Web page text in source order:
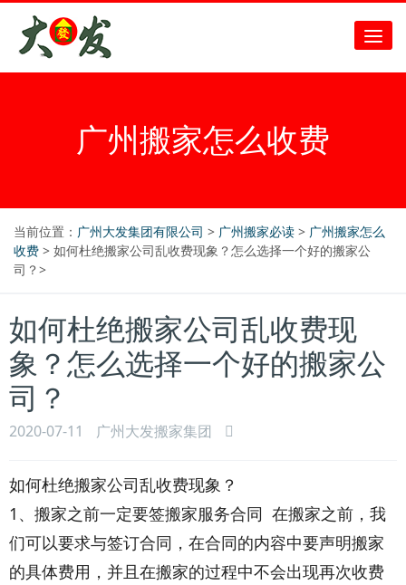
广州搬家怎么收费
当前位置： 广州大发集团有限公司 > 广州搬家必读 > 广州搬家怎么
收费 > 如何杜绝搬家公司乱收费现象？怎么选择一个好的搬家公
司？>
如何杜绝搬家公司乱收费现
象？怎么选择一个好的搬家公
司？
2020-07-11 广州大发搬家集团
如何杜绝搬家公司乱收费现象？
1、搬家之前一定要签搬家服务合同 在搬家之前，我
们可以要求与签订合同，在合同的内容中要声明搬家
的具体费用，并且在搬家的过程中不会出现再次收费